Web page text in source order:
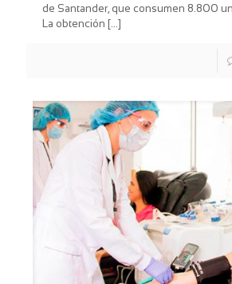
de Santander, que consumen 8.800
La obtención […]